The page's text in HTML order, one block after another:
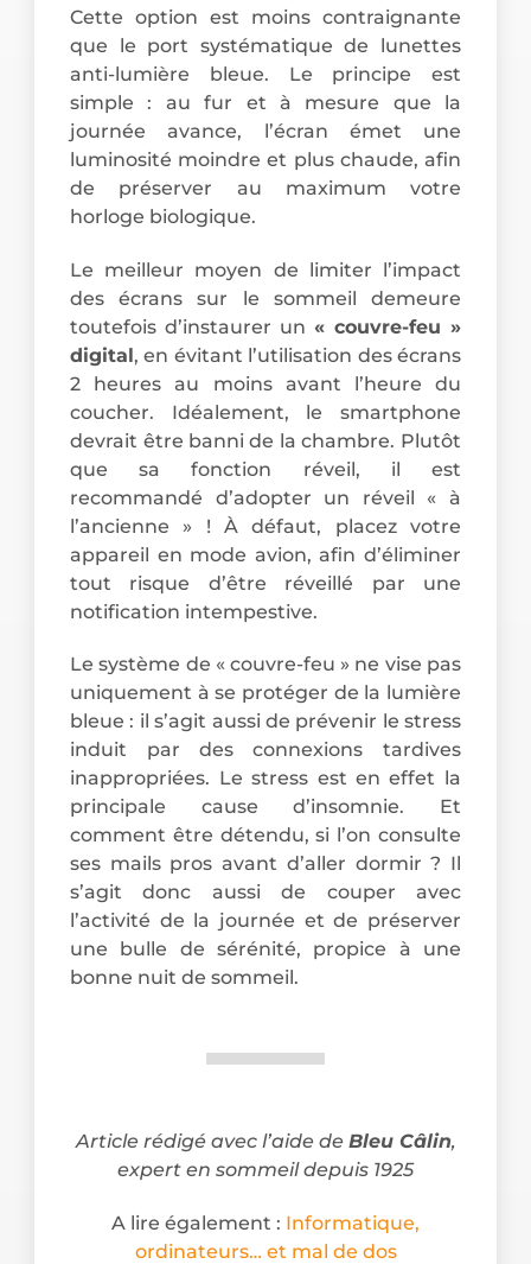
Cette option est moins contraignante
que le port systématique de lunettes
anti-lumière bleue. Le principe est
simple : au fur et à mesure que la
journée avance, l’écran émet une
luminosité moindre et plus chaude, afin
de préserver au maximum votre
horloge biologique.
Le meilleur moyen de limiter l’impact
des écrans sur le sommeil demeure
toutefois d’instaurer un « couvre-feu »
digital, en évitant l’utilisation des écrans
2 heures au moins avant l’heure du
coucher. Idéalement, le smartphone
devrait être banni de la chambre. Plutôt
que sa fonction réveil, il est
recommandé d’adopter un réveil « à
l’ancienne » ! À défaut, placez votre
appareil en mode avion, afin d’éliminer
tout risque d’être réveillé par une
notification intempestive.
Le système de « couvre-feu » ne vise pas
uniquement à se protéger de la lumière
bleue : il s’agit aussi de prévenir le stress
induit par des connexions tardives
inappropriées. Le stress est en effet la
principale cause d’insomnie. Et
comment être détendu, si l’on consulte
ses mails pros avant d’aller dormir ? Il
s’agit donc aussi de couper avec
l’activité de la journée et de préserver
une bulle de sérénité, propice à une
bonne nuit de sommeil.
Article rédigé avec l’aide de Bleu Câlin,
expert en sommeil depuis 1925
A lire également : Informatique,
ordinateurs… et mal de dos